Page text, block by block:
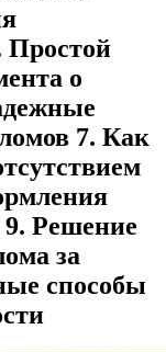
Простой
о
7. Как
9. Решение
за
способы